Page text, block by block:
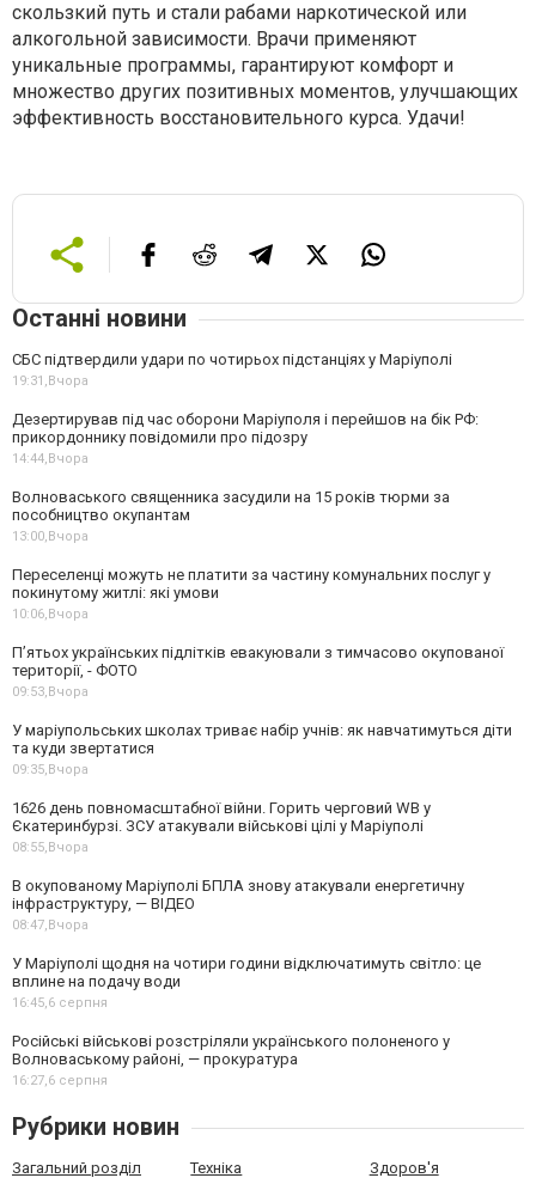
скользкий путь и стали рабами наркотической или
алкогольной зависимости. Врачи применяют
уникальные программы, гарантируют комфорт и
множество других позитивных моментов, улучшающих
эффективность восстановительного курса. Удачи!
Останні новини
СБС підтвердили удари по чотирьох підстанціях у Маріуполі
19:31,Вчора
Дезертирував під час оборони Маріуполя і перейшов на бік РФ:
прикордоннику повідомили про підозру
14:44,Вчора
Волноваського священника засудили на 15 років тюрми за
пособництво окупантам
13:00,Вчора
Переселенці можуть не платити за частину комунальних послуг у
покинутому житлі: які умови
10:06,Вчора
П’ятьох українських підлітків евакуювали з тимчасово окупованої
території, - ФОТО
09:53,Вчора
У маріупольських школах триває набір учнів: як навчатимуться діти
та куди звертатися
09:35,Вчора
1626 день повномасштабної війни. Горить черговий WB у
Єкатеринбурзі. ЗСУ атакували військові цілі у Маріуполі
08:55,Вчора
В окупованому Маріуполі БПЛА знову атакували енергетичну
інфраструктуру, — ВІДЕО
08:47,Вчора
У Маріуполі щодня на чотири години відключатимуть світло: це
вплине на подачу води
16:45,6 серпня
Російські військові розстріляли українського полоненого у
Волноваському районі, — прокуратура
16:27,6 серпня
Рубрики новин
Загальний розділ Техніка Здоров'я